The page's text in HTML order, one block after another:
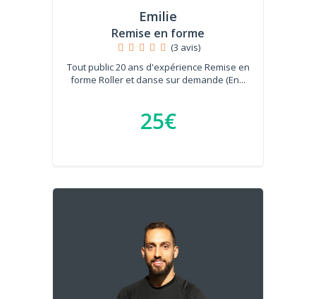
Emilie
Remise en forme
(3 avis)
Tout public 20 ans d'expérience Remise en
forme Roller et danse sur demande (En...
25€